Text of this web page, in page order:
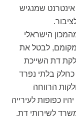
שמנגיש
הישראלי
לבטל את
דת השייכת
בלתי נפרד
הרווחה
כפופות לעירייה
לשירותי דת.